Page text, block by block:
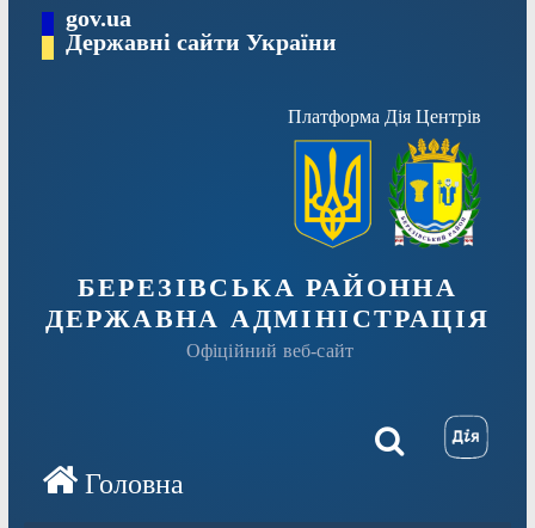
Перейтиgov.ua
Державні сайти України
Платформа Дія Центрів
БЕРЕЗІВСЬКА РАЙОННА
ДЕРЖАВНА АДМІНІСТРАЦІЯ
Офіційний веб-сайт